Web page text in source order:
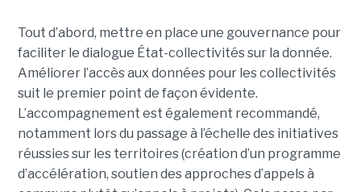
Tout d’abord, mettre en place une gouvernance pour
faciliter le dialogue État-collectivités sur la donnée.
Améliorer l’accès aux données pour les collectivités
suit le premier point de façon évidente.
L’accompagnement est également recommandé,
notamment lors du passage à l’échelle des initiatives
réussies sur les territoires (création d’un programme
d’accélération, soutien des approches d’appels à